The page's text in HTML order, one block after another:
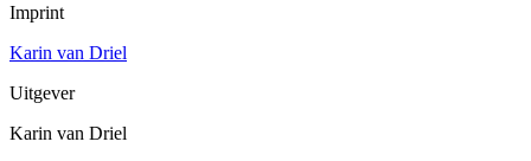
Imprint
Karin van Driel
Uitgever
Karin van Driel